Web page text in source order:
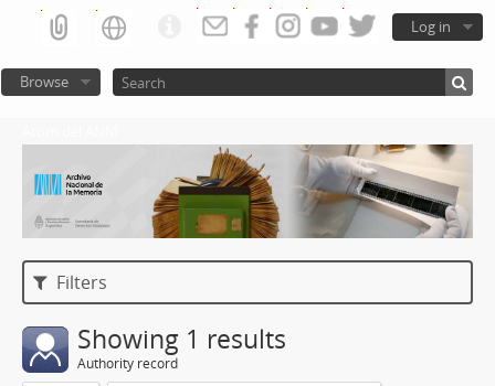
Log in
Browse
Filters
Showing 1 results
Authority record